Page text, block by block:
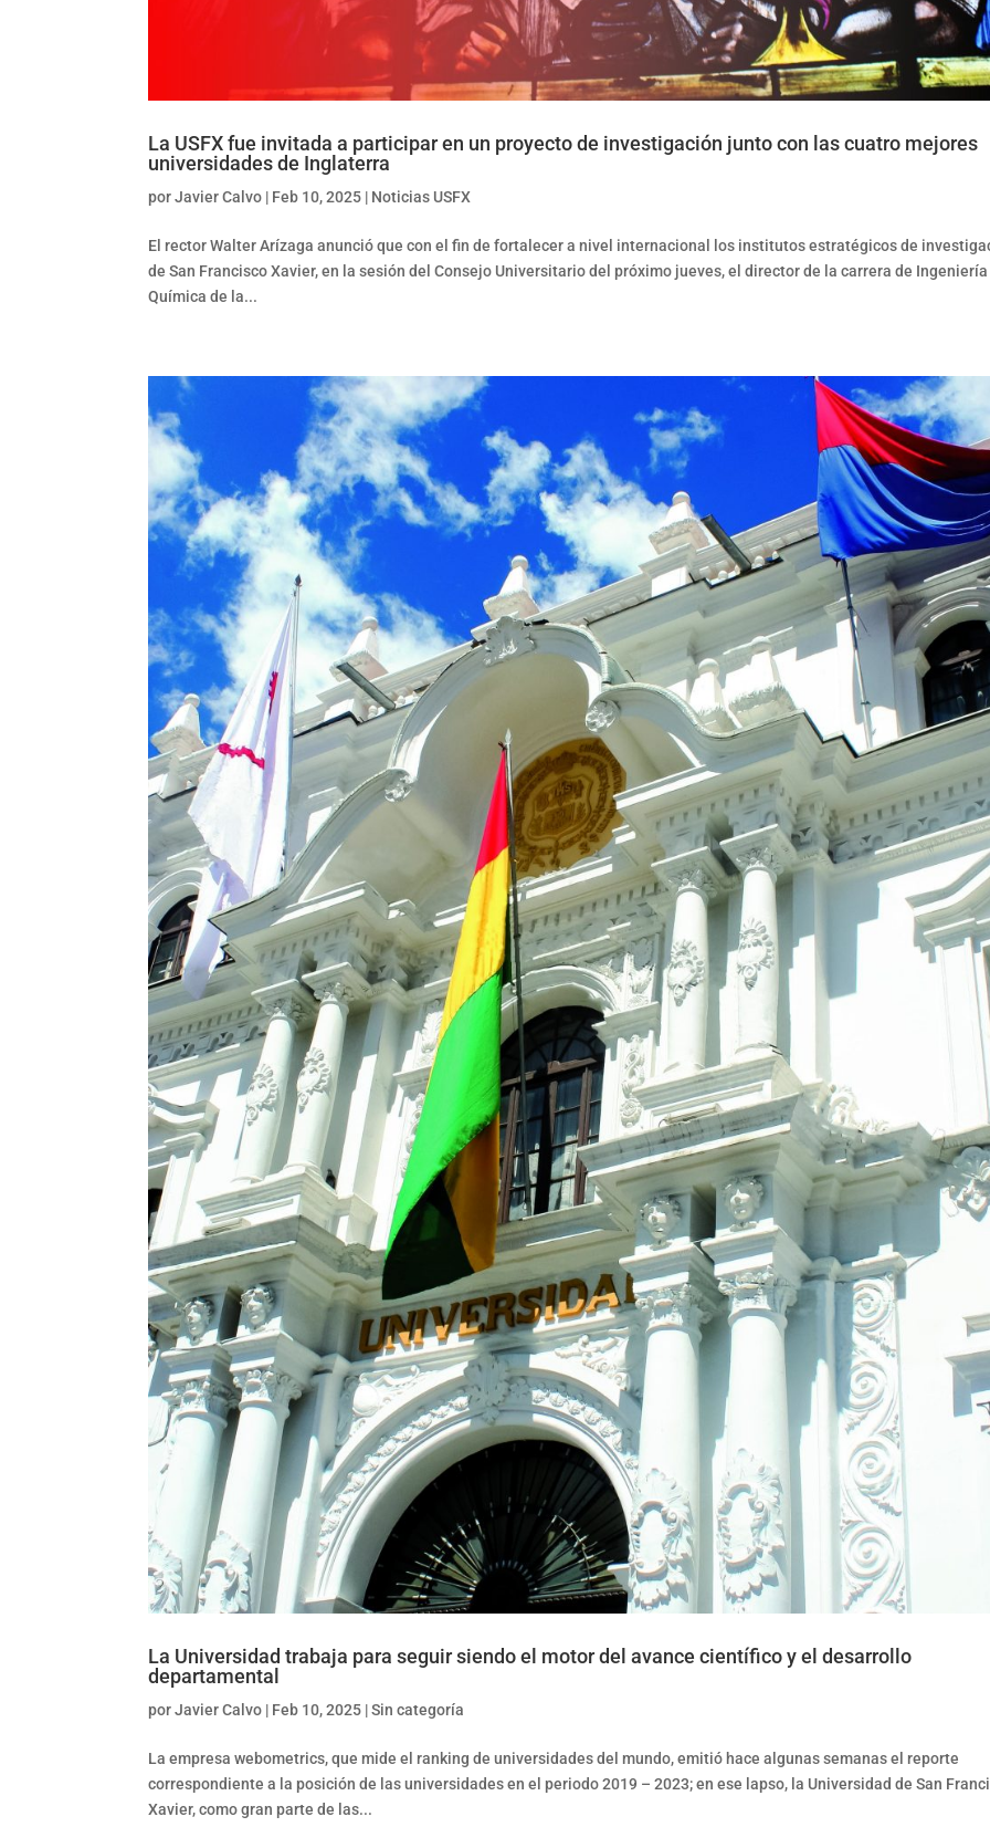
La USFX fue invitada a participar en un proyecto de investigación junto con las cuatro mejores
universidades de Inglaterra
porJavier Calvo | Feb 10, 2025 | Noticias USFX
El rector Walter Arízaga anunció que con el fin de fortalecer a nivel internacional los institutos estratégicos de
de San Francisco Xavier, en la sesión del Consejo Universitario del próximo jueves, el director de la carrera de Ingeniería
Química de la...
La Universidad trabaja para seguir siendo el motor del avance científico y el desarrollo
departamental
porJavier Calvo | Feb 10, 2025 |Sin categoría
La empresa webometrics, que mide el ranking de universidades del mundo, emitió hace algunas semanas el reporte
correspondiente a la posición de las universidades en el periodo 2019 – 2023; en ese lapso, la Universidad de San
Xavier, como gran parte de las...